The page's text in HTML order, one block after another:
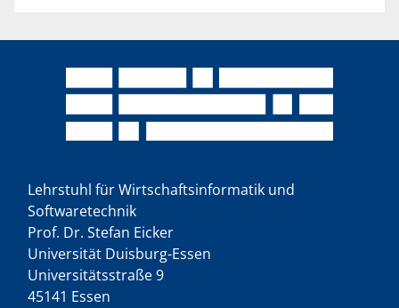
Lehrstuhl für Wirtschaftsinformatik und
Softwaretechnik
Prof. Dr. Stefan Eicker
Universität Duisburg-Essen
Universitätsstraße 9
45141 Essen